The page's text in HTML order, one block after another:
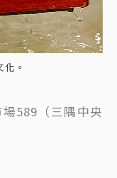
。
589（三隅中央